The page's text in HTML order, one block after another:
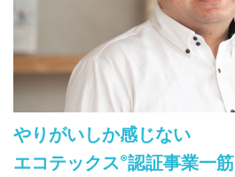
やりがいしか感じない
エコテックス®認証事業一筋